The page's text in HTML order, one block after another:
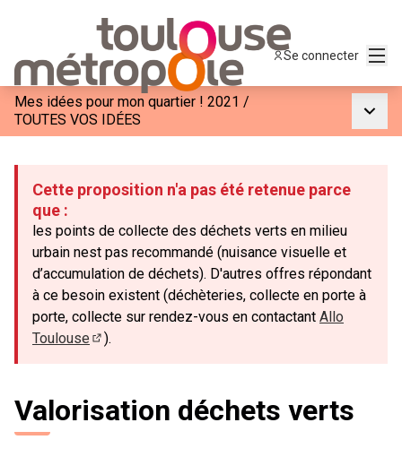
Se connecter
Mes idées pour mon quartier ! 2021 /
TOUTES VOS IDÉES
Cette proposition n'a pas été retenue parce
que :
les points de collecte des déchets verts en milieu
urbain nest pas recommandé (nuisance visuelle et
d’accumulation de déchets). D'autres offres répondant
à ce besoin existent (déchèteries, collecte en porte à
porte, collecte sur rendez-vous en contactant Allo
Toulouse
(Lien externe)
).
Valorisation déchets verts